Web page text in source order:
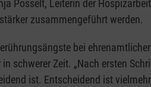
Posselt, Leiterin der
zusammengeführt werden.
bei
schwerer Zeit. „Nach ersten
ist. Entscheidend ist